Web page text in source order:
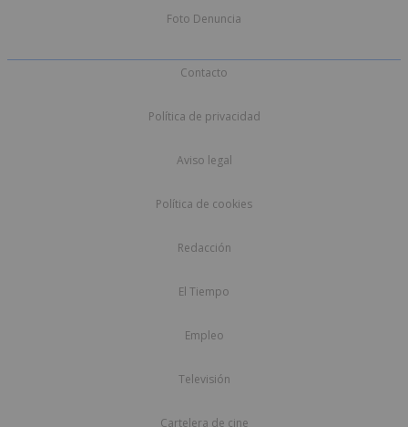
Foto Denuncia
Contacto
Política de privacidad
Aviso legal
Política de cookies
Redacción
El Tiempo
Empleo
Televisión
Cartelera de cine